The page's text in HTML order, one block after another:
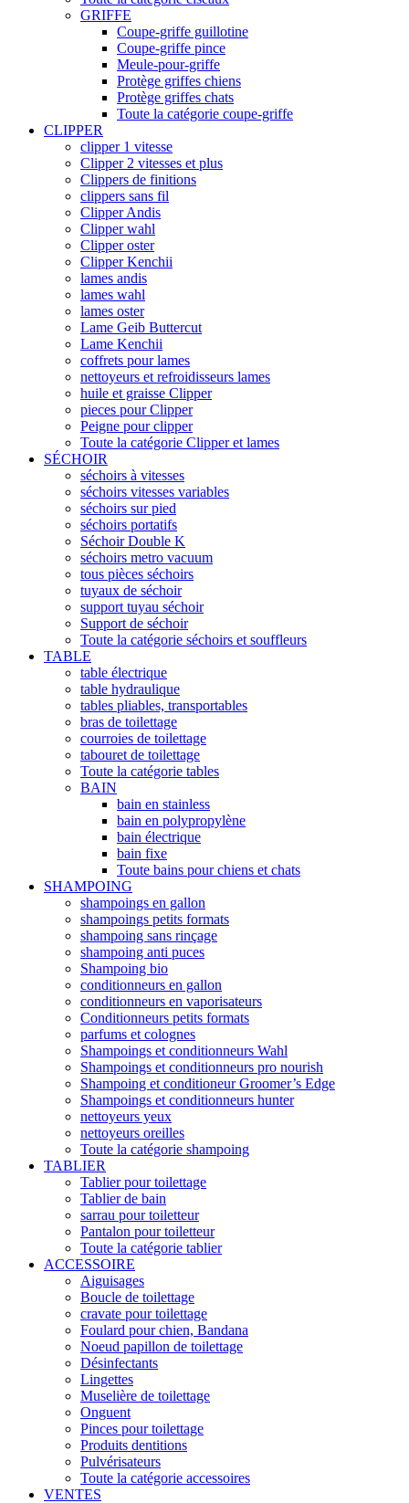
GRIFFE
Coupe-griffe guillotine
Coupe-griffe pince
Meule-pour-griffe
Protège griffes chiens
Protège griffes chats
Toute la catégorie coupe-griffe
CLIPPER
clipper 1 vitesse
Clipper 2 vitesses et plus
Clippers de finitions
clippers sans fil
Clipper Andis
Clipper wahl
Clipper oster
Clipper Kenchii
lames andis
lames wahl
lames oster
Lame Geib Buttercut
Lame Kenchii
coffrets pour lames
nettoyeurs et refroidisseurs lames
huile et graisse Clipper
pieces pour Clipper
Peigne pour clipper
Toute la catégorie Clipper et lames
SÉCHOIR
séchoirs à vitesses
séchoirs vitesses variables
séchoirs sur pied
séchoirs portatifs
Séchoir Double K
séchoirs metro vacuum
tous pièces séchoirs
tuyaux de séchoir
support tuyau séchoir
Support de séchoir
Toute la catégorie séchoirs et souffleurs
TABLE
table électrique
table hydraulique
tables pliables, transportables
bras de toilettage
courroies de toilettage
tabouret de toilettage
Toute la catégorie tables
BAIN
bain en stainless
bain en polypropylène
bain électrique
bain fixe
Toute bains pour chiens et chats
SHAMPOING
shampoings en gallon
shampoings petits formats
shampoing sans rinçage
shampoing anti puces
Shampoing bio
conditionneurs en gallon
conditionneurs en vaporisateurs
Conditionneurs petits formats
parfums et colognes
Shampoings et conditionneurs Wahl
Shampoings et conditionneurs pro nourish
Shampoing et conditioneur Groomer’s Edge
Shampoings et conditionneurs hunter
nettoyeurs yeux
nettoyeurs oreilles
Toute la catégorie shampoing
TABLIER
Tablier pour toilettage
Tablier de bain
sarrau pour toiletteur
Pantalon pour toiletteur
Toute la catégorie tablier
ACCESSOIRE
Aiguisages
Boucle de toilettage
cravate pour toilettage
Foulard pour chien, Bandana
Noeud papillon de toilettage
Désinfectants
Lingettes
Muselière de toilettage
Onguent
Pinces pour toilettage
Produits dentitions
Pulvérisateurs
Toute la catégorie accessoires
VENTES